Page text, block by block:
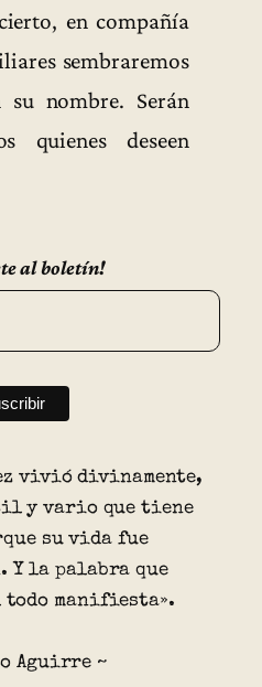
en compañía
sembraremos
su nombre. Serán
quienes deseen
al boletín!
vivió divinamente,
y vario que tiene
su vida fue
Y la palabra que
manifiesta».
Aguirre ~